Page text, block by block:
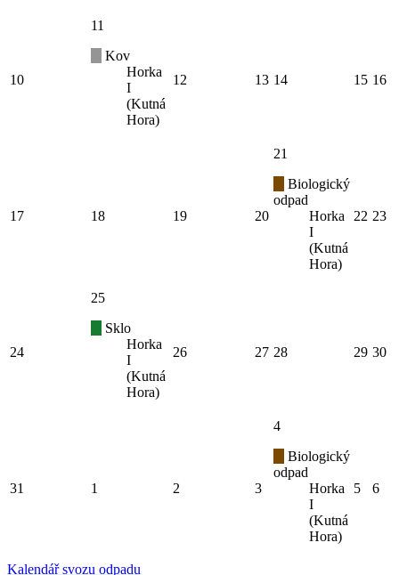
10
11
Kov
Horka
I
(Kutná
Hora)
12 13 14 15 16
17 18 19 20
21
Biologický
odpad
Horka
I
(Kutná
Hora)
22 23
24
25
Sklo
Horka
I
(Kutná
Hora)
26 27 28 29 30
31 1 2 3
4
Biologický
odpad
Horka
I
(Kutná
Hora)
5 6
Kalendář svozu odpadu